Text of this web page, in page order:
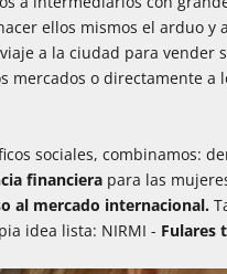
ellos mismos el arduo y
a la ciudad para vender
mercados o directamente a
sociales, combinamos:
financiera para las
al mercado internacional.
idea lista: NIRMI - Fulares